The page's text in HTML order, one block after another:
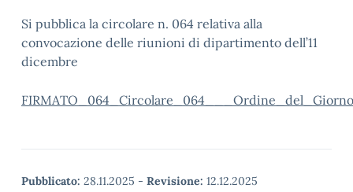
Si pubblica la circolare n. 064 relativa alla
convocazione delle riunioni di dipartimento dell’11
dicembre
Pubblicato: 28.11.2025 - Revisione: 12.12.2025